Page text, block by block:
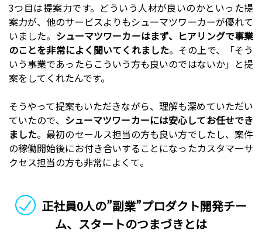
3つ目は提案力です。どういう人材が良いのかといった提
案力が、他のサービスよりもシューマツワーカーが優れて
いました。 シューマツワーカーはまず、ヒアリングで事業
のことを非常によく聞いてくれました。その上で、「そう
いう事業であったらこういう方も良いのではないか」と提
案をしてくれたんです。
そうやって提案もいただきながら、理解も深めていただい
ていたので、 シューマツワーカーには安心してお任せでき
ました。最初のセールス担当の方も良い方でしたし、案件
の稼働開始後にお付き合いすることになったカスタマーサ
クセス担当の方も非常によくて。
正社員0人の”副業”プロダクト開発チー
ム、スタートのつまづきとは